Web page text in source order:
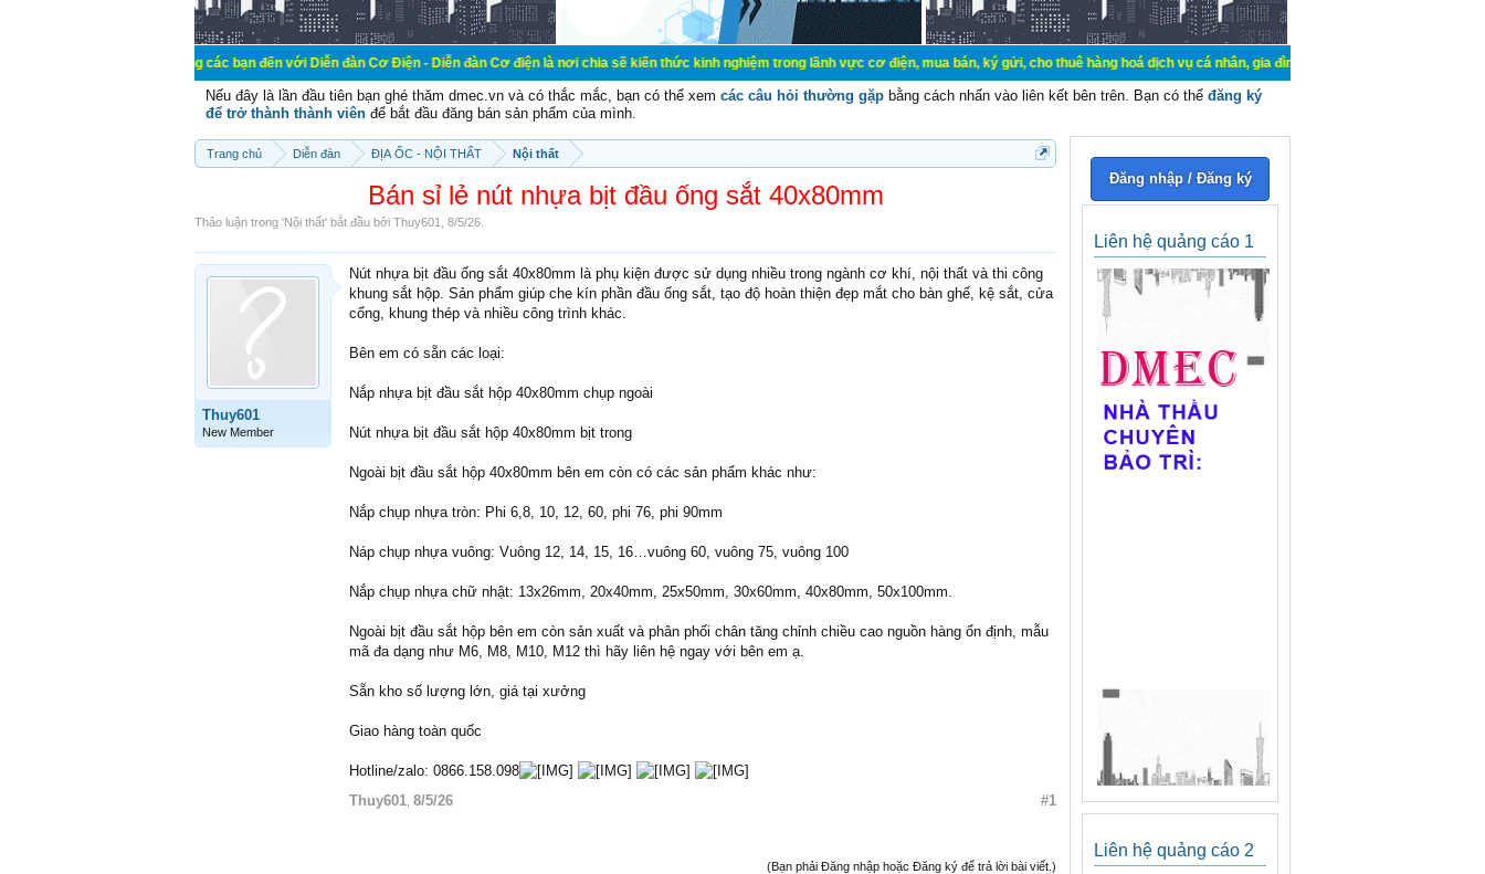
Chào mừng các bạn đến với Diễn đàn Cơ Điện - Diễn đàn Cơ điện là nơi chia sẽ kiến thức kinh nghiệm trong lãnh vực cơ điện, mua bán, ký gửi, cho thuê hàng hoá dịch vụ cá nhân, gia đình. Mua bán, ký gửi, cho thuê thiết bị
Nếu đây là lần đầu tiên bạn ghé thăm dmec.vn và có thắc mắc, bạn có thể xem các câu hỏi thường gặp bằng cách nhấn vào liên kết bên trên. Bạn có thể đăng ký
để trở thành thành viên để bắt đầu đăng bán sản phẩm của mình.
Trang chủ Diễn đàn ĐỊA ỐC - NỘI THẤT Nội thất
Bán sỉ lẻ nút nhựa bịt đầu ống sắt 40x80mm
Thảo luận trong 'Nội thất' bắt đầu bởi Thuy601 8/5/26
Thuy601
New Member
Nút nhựa bịt đầu ống sắt 40x80mm là phụ kiện được sử dụng nhiều trong ngành cơ khí, nội thất và thi công
khung sắt hộp. Sản phẩm giúp che kín phần đầu ống sắt, tạo độ hoàn thiện đẹp mắt cho bàn ghế, kệ sắt, cửa
cổng, khung thép và nhiều công trình khác.
Bên em có sẵn các loại:
Nắp nhựa bịt đầu sắt hộp 40x80mm chụp ngoài
Nút nhựa bịt đầu sắt hộp 40x80mm bịt trong
Ngoài bịt đầu sắt hộp 40x80mm bên em còn có các sản phẩm khác như:
Nắp chụp nhựa tròn: Phi 6,8, 10, 12, 60, phi 76, phi 90mm
Náp chụp nhựa vuông: Vuông 12, 14, 15, 16…vuông 60, vuông 75, vuông 100
Nắp chụp nhựa chữ nhật: 13x26mm, 20x40mm, 25x50mm, 30x60mm, 40x80mm, 50x100mm.
Ngoài bịt đầu sắt hộp bên em còn sản xuất và phân phối chân tăng chỉnh chiều cao nguồn hàng ổn định, mẫu
mã đa dạng như M6, M8, M10, M12 thì hãy liên hệ ngay với bên em ạ.
Sẵn kho số lượng lớn, giá tại xưởng
Giao hàng toàn quốc
Hotline/zalo: 0866.158.098
Thuy601 8/5/26 #1
(Bạn phải Đăng nhập hoặc Đăng ký để trả lời bài viết.)
Đăng nhập / Đăng ký
Liên hệ quảng cáo 1
Liên hệ quảng cáo 2